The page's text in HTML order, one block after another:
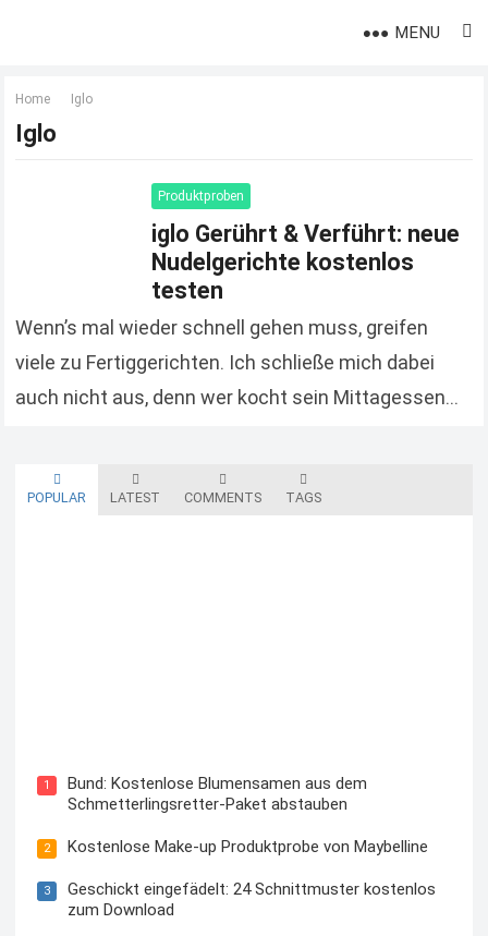
MENU
Home Iglo
Iglo
Produktproben
iglo Gerührt & Verführt: neue
Nudelgerichte kostenlos
testen
Wenn’s mal wieder schnell gehen muss, greifen
viele zu Fertiggerichten. Ich schließe mich dabei
auch nicht aus, denn wer kocht sein Mittagessen
POPULAR LATEST COMMENTS TAGS
1
Bund: Kostenlose Blumensamen aus dem
Schmetterlingsretter-Paket abstauben
2 Kostenlose Make-up Produktprobe von Maybelline
3
Geschickt eingefädelt: 24 Schnittmuster kostenlos
zum Download